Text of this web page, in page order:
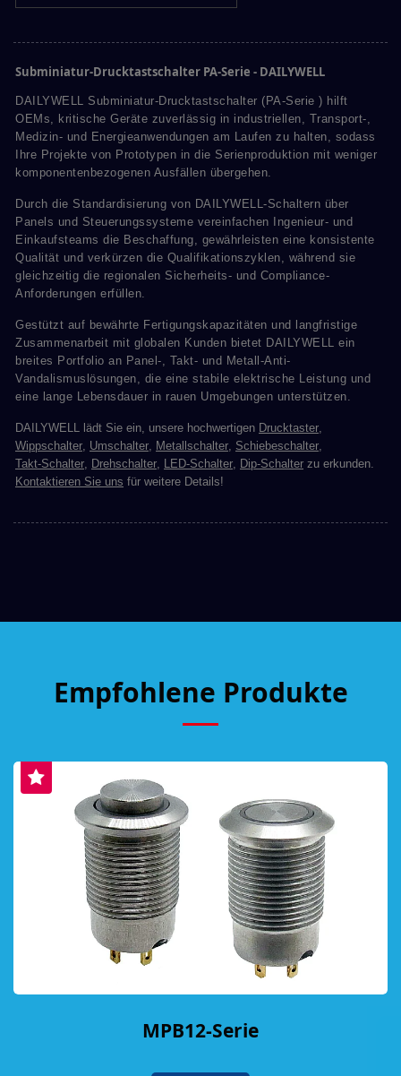
Subminiatur-Drucktastschalter PA-Serie - DAILYWELL
DAILYWELL Subminiatur-Drucktastschalter (PA-Serie ) hilft
OEMs, kritische Geräte zuverlässig in industriellen, Transport-,
Medizin- und Energieanwendungen am Laufen zu halten, sodass
Ihre Projekte von Prototypen in die Serienproduktion mit weniger
komponentenbezogenen Ausfällen übergehen.
Durch die Standardisierung von DAILYWELL-Schaltern über
Panels und Steuerungssysteme vereinfachen Ingenieur- und
Einkaufsteams die Beschaffung, gewährleisten eine konsistente
Qualität und verkürzen die Qualifikationszyklen, während sie
gleichzeitig die regionalen Sicherheits- und Compliance-
Anforderungen erfüllen.
Gestützt auf bewährte Fertigungskapazitäten und langfristige
Zusammenarbeit mit globalen Kunden bietet DAILYWELL ein
breites Portfolio an Panel-, Takt- und Metall-Anti-
Vandalismuslösungen, die eine stabile elektrische Leistung und
eine lange Lebensdauer in rauen Umgebungen unterstützen.
DAILYWELL lädt Sie ein, unsere hochwertigen Drucktaster,
Wippschalter, Umschalter, Metallschalter, Schiebeschalter,
Takt-Schalter, Drehschalter, LED-Schalter, Dip-Schalter zu erkunden.
Kontaktieren Sie uns für weitere Details!
Empfohlene Produkte
MPB12-Serie